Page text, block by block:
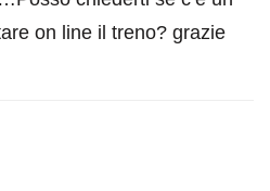
on line il treno? grazie